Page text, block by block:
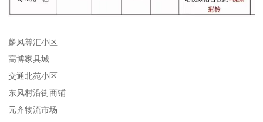
麟凤尊汇小区
高博家具城
交通北苑小区
东风村沿街商铺
元齐物流市场